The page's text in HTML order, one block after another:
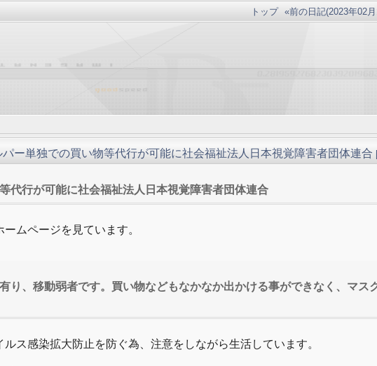
トップ «前の日記(2023年02
パー単独での買い物等代行が可能に社会福祉法人日本視覚障害者団体連合
代行が可能に社会福祉法人日本視覚障害者団体連合
ムページを見ています。
り、移動弱者です。買い物などもなかなか出かける事ができなく、マス
ス感染拡大防止を防ぐ為、注意をしながら生活しています。